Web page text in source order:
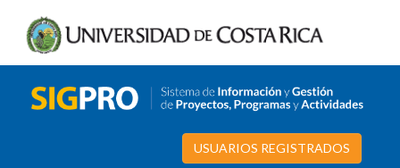
USUARIOS REGISTRADOS